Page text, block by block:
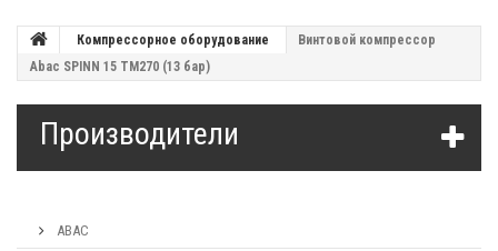
Компрессорное оборудование
Винтовой компрессор
Abac SPINN 15 TM270 (13 бар)
Производители
ABAC